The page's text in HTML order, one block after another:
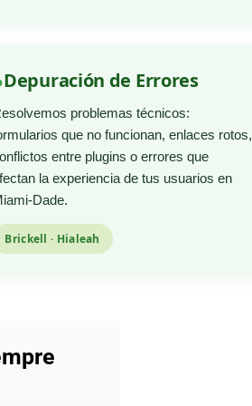
Depuración de Errores
problemas técnicos:
que no funcionan, enlaces rotos,
entre plugins o errores que
la experiencia de tus usuarios en
Dade.
Brickell · Hialeah